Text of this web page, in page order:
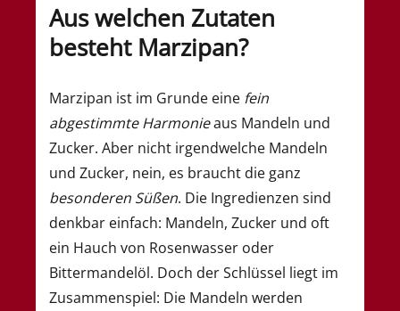
Aus welchen Zutaten
besteht Marzipan?
Marzipan ist im Grunde eine fein
abgestimmte Harmonieaus Mandeln und
Zucker. Aber nicht irgendwelche Mandeln
und Zucker, nein, es braucht die ganz
besonderen Süßen. Die Ingredienzen sind
denkbar einfach: Mandeln, Zucker und oft
ein Hauch von Rosenwasser oder
Bittermandelöl. Doch der Schlüssel liegt im
Zusammenspiel: Die Mandeln werden